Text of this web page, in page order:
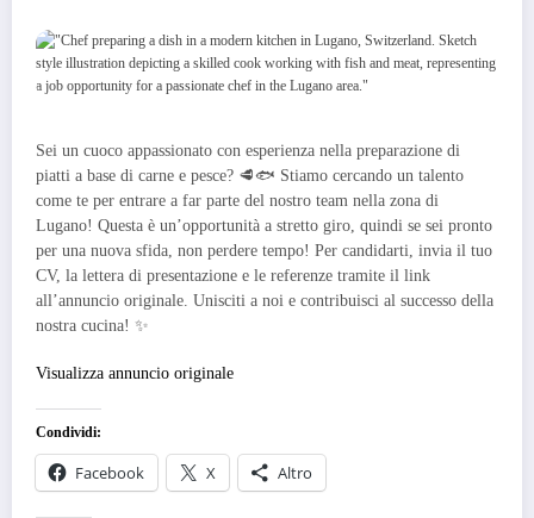
Sei un cuoco appassionato con esperienza nella preparazione di
piatti a base di carne e pesce? 🥩🐟 Stiamo cercando un talento
come te per entrare a far parte del nostro team nella zona di
Lugano! Questa è un’opportunità a stretto giro, quindi se sei pronto
per una nuova sfida, non perdere tempo! Per candidarti, invia il tuo
CV, la lettera di presentazione e le referenze tramite il link
all’annuncio originale. Unisciti a noi e contribuisci al successo della
nostra cucina! ✨
Visualizza annuncio originale
Condividi:
Facebook X Altro